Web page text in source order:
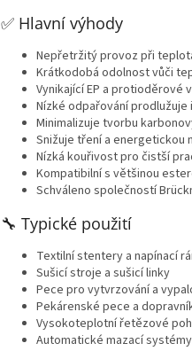
✅ Hlavní výhody
Nepřetržitý provoz při
Krátkodobá odolnost vůči
Vynikající EP a protioděrové
Nízké odpařování prodlužuje
Minimalizuje tvorbu
Snižuje tření a energetickou
Nízká kouřivost pro čistší
Kompatibilní s většinou
Schváleno společností
🔧 Typické použití
Textilní stentery a napínací
Sušicí stroje a sušicí linky
Pece pro vytvrzování a
Pekárenské pece a
Vysokoteplotní řetězové
Automatické mazací